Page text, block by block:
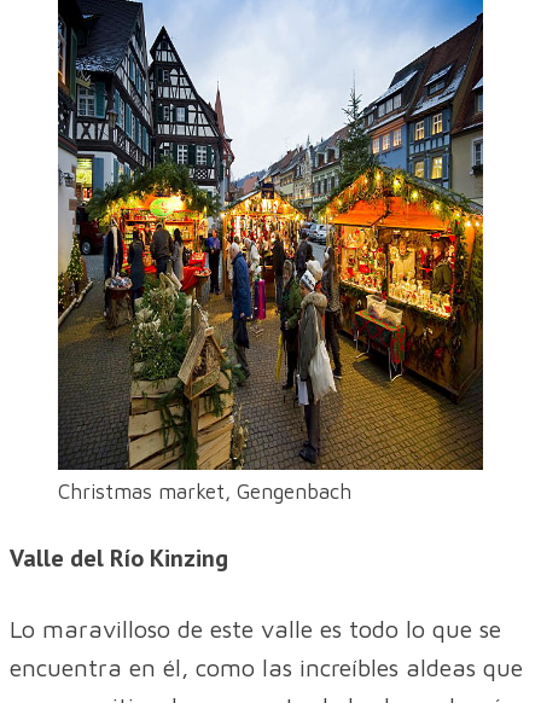
Christmas market, Gengenbach
Valle del Río Kinzing
Lo maravilloso de este valle es todo lo que se
encuentra en él, como las increíbles aldeas que